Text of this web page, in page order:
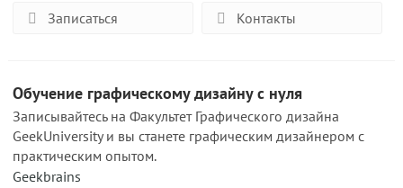
Записаться Контакты
Обучение графическому дизайну с нуля
Записывайтесь на Факультет Графического дизайна
GeekUniversity и вы станете графическим дизайнером с
практическим опытом.
Geekbrains